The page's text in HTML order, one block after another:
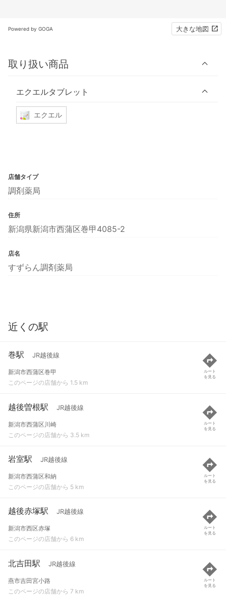
Powered by GOGA 大きな地図
取り扱い商品
エクエルタブレット
エクエル
店舗タイプ
調剤薬局
住所
新潟県新潟市西蒲区巻甲4085-2
店名
すずらん調剤薬局
近くの駅
巻駅 JR越後線
新潟市西蒲区巻甲
このページの店舗から 1.5 km
ルート
を見る
越後曽根駅 JR越後線
新潟市西蒲区川崎
このページの店舗から 3.5 km
ルート
を見る
岩室駅 JR越後線
新潟市西蒲区和納
このページの店舗から 5 km
ルート
を見る
越後赤塚駅 JR越後線
新潟市西区赤塚
このページの店舗から 6 km
ルート
を見る
北吉田駅 JR越後線
燕市吉田宮小路
このページの店舗から 7 km
ルート
を見る